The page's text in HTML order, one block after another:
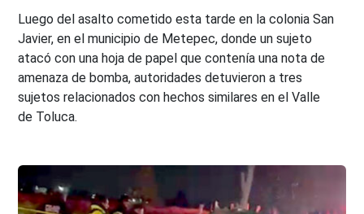
Luego del asalto cometido esta tarde en la colonia San
Javier, en el municipio de Metepec, donde un sujeto
atacó con una hoja de papel que contenía una nota de
amenaza de bomba, autoridades detuvieron a tres
sujetos relacionados con hechos similares en el Valle
de Toluca.